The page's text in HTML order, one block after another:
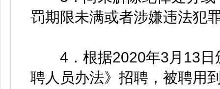
罚期限未满或者涉嫌违法犯
4．根据2020年3月13日
聘人员办法》招聘，被聘用